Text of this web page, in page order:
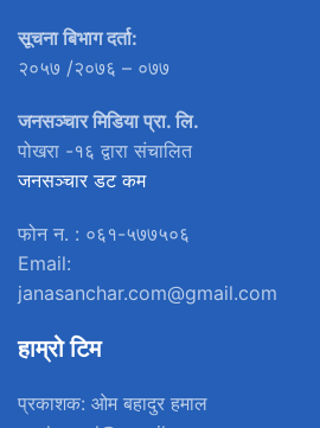
सूचना बिभाग दर्ता:
२०५७ /२०७६ – ०७७
जनसञ्चार मिडिया प्रा. लि.
पोखरा -१६ द्वारा संचालित
जनसञ्चार डट कम
फोन न. : ०६१-५७७५०६
Email:
janasanchar.com@gmail.com
हाम्रो टिम
प्रकाशक: ओम बहादुर हमाल